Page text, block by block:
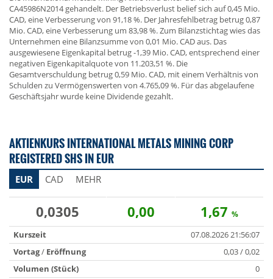
CA45986N2014 gehandelt. Der Betriebsverlust belief sich auf 0,45 Mio.
CAD, eine Verbesserung von 91,18 %. Der Jahresfehlbetrag betrug 0,87
Mio. CAD, eine Verbesserung um 83,98 %. Zum Bilanzstichtag wies das
Unternehmen eine Bilanzsumme von 0,01 Mio. CAD aus. Das
ausgewiesene Eigenkapital betrug -1,39 Mio. CAD, entsprechend einer
negativen Eigenkapitalquote von 11.203,51 %. Die
Gesamtverschuldung betrug 0,59 Mio. CAD, mit einem Verhältnis von
Schulden zu Vermögenswerten von 4.765,09 %. Für das abgelaufene
Geschäftsjahr wurde keine Dividende gezahlt.
AKTIENKURS INTERNATIONAL METALS MINING CORP
REGISTERED SHS IN EUR
EUR CAD MEHR
0,0305 0,00 1,67 %
Kurszeit
07.08.2026 21:56:07
Vortag/ Eröffnung
0,03 / 0,02
Volumen (Stück)
0